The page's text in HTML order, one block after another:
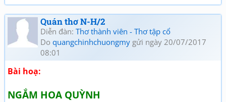
Quán thơ N-H/2
Diễn đàn: Thơ thành viên - Thơ tập cổ
Do quangchinhchuongmy gửi ngày 20/07/2017
08:01
Bài hoạ:
NGẮM HOA QUỲNH